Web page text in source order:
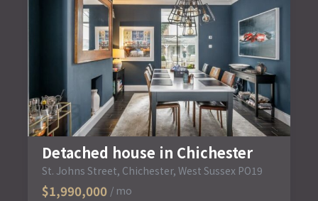
Detached house in Chichester
St. Johns Street, Chichester, West Sussex PO19
$1,990,000 / mo